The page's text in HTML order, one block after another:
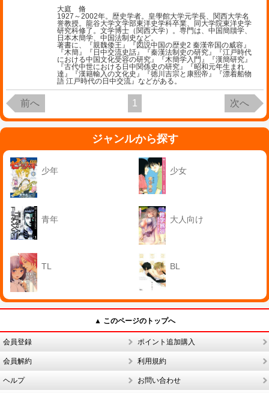
大庭 脩
1927～2002年。歴史学者。皇學館大学元学長、関西大学名
誉教授。龍谷大学文学部東洋史学科卒業、同大学院東洋史学
研究科修了。文学博士（関西大学）。専門は、中国簡牘学、
日本木簡学、中国法制史など。
著書に、『親魏倭王』『図説中国の歴史2 秦漢帝国の威容』
『木簡』『日中交流史話』『秦漢法制史の研究』『江戸時代
における中国文化受容の研究』『木簡学入門』『漢簡研究』
『古代中世における日中関係史の研究』『昭和元年生まれ
達』『漢籍輸入の文化史』『徳川吉宗と康熙帝』『漂着船物
語 江戸時代の日中交流』などがある。
前へ 1 次へ
ジャンルから探す
少年 少女
青年 大人向け
TL BL
▲ このページのトップへ
会員登録 ポイント追加購入
会員解約 利用規約
ヘルプ お問い合わせ